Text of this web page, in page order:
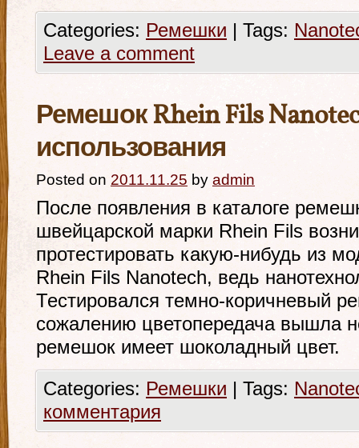
Categories: Ремешки | Tags:
Leave a comment
Ремешок Rhein Fils
использования
Posted on 2011.11.25 by admin
После появления в каталоге
швейцарской марки Rhein Fils
протестировать какую-нибудь из
Rhein Fils Nanotech, ведь
Тестировался темно-коричневый
сожалению цветопередача вышла
ремешок имеет шоколадный цвет.
Categories: Ремешки | Tags:
комментария